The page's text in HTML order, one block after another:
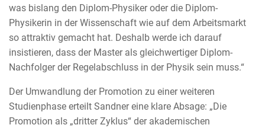
was bislang den Diplom-Physiker oder die Diplom-
Physikerin in der Wissenschaft wie auf dem Arbeitsmarkt
so attraktiv gemacht hat. Deshalb werde ich darauf
insistieren, dass der Master als gleichwertiger Diplom-
Nachfolger der Regelabschluss in der Physik sein muss.“
Der Umwandlung der Promotion zu einer weiteren
Studienphase erteilt Sandner eine klare Absage: „Die
Promotion als „dritter Zyklus“ der akademischen